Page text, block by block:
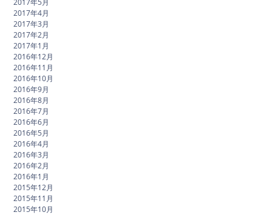
2017年5月
2017年4月
2017年3月
2017年2月
2017年1月
2016年12月
2016年11月
2016年10月
2016年9月
2016年8月
2016年7月
2016年6月
2016年5月
2016年4月
2016年3月
2016年2月
2016年1月
2015年12月
2015年11月
2015年10月